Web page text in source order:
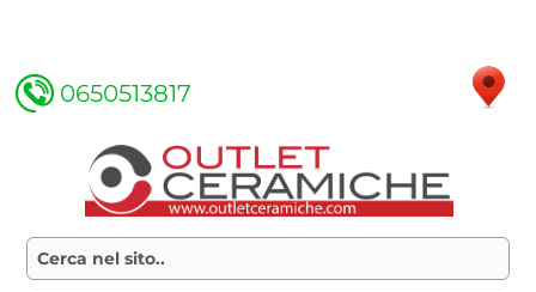
0650513817